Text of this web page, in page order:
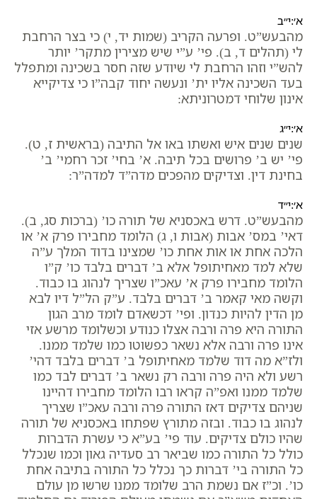
א׳:י״ב
מהבעש”ט. ופרעה הקריב (שמות יד, י) כי בצר הרחבת
לי (תהלים ד, ב). פי’ ע”י שיש מצירין מתקר’ יותר
להש”י וזהו הרחבת לי שיודע שזה חסר בשכינה ומתפלל
בעד השכינה אליו ית’ ונעשה יחוד קבה”ו כי צדיקייא
אינון שלוחי דמטרוניתא:
א׳:י״ג
שנים שנים איש ואשתו באו אל התיבה (בראשית ז, ט).
פי’ יש ב’ פרושים בכל תיבה. א’ בחי’ זכר רחמי’ ב’
בחינת דין. וצדיקים מהפכים מדה”ד למדה”ר:
א׳:י״ד
מהבעש”ט. דרש באכסניא של תורה כו’ (ברכות סג, ב).
דאי’ במס’ אבות (אבות ו, ג) הלומד מחבירו פרק א’ או
הלכה אחת או אות אחת כו’ שמצינו בדוד המלך ע”ה
שלא למד מאחיתופל אלא ב’ דברים בלבד כו’ ק”ו
הלומד מחבירו פרק א’ עאכ”ו שצריך לנהוג בו כבוד.
וקשה מאי קאמר ב’ דברים בלבד. ע”ק הל”ל דיו לבא
מן הדין להיות כנדון. ופי’ דכשאדם לומד מרב הגון
התורה היא פרה ורבה אצלו כנודע וכשלומד מרשע אזי
אינו פרה ורבה אלא נשאר כפשוטו כמו שלמד ממנו.
ולז”א מה דוד שלמד מאחיתופל ב’ דברים בלבד דהי’
רשע ולא היה פרה ורבה רק נשאר ב’ דברים לבד כמו
שלמד ממנו ואפ”ה קראו רבו הלומד מחבירו דהיינו
שניהם צדיקים דאז התורה פרה ורבה עאכ”ו שצריך
לנהוג בו כבוד. ובזה מתורץ שפתחו באכסניא של תורה
שהיו כולם צדיקים. עוד פי’ בע”א כי עשרת הדברות
כולל כל התורה כמו שביאר רב סעדיה גאון וכמו שנכלל
כל התורה בי’ דברות כך נכלל כל התורה בתיבה אחת
כו’. וכ”ז אם נשמת הרב שלומד ממנו שרשו מן עולם